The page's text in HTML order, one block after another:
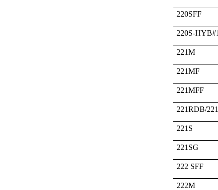
220SFF
220S-
221M
221MF
221MFF
221RDB/
221S
221SG
222 SFF
222M